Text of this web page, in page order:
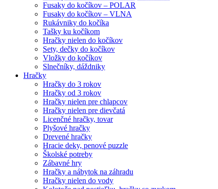
Fusaky do kočíkov – POLAR
Fusaky do kočíkov – VLNA
Rukávniky do kočíka
Tašky ku kočíkom
Hračky nielen do kočíkov
Sety, dečky do kočíkov
Vložky do kočíkov
Slnečníky, dáždniky
Hračky
Hračky do 3 rokov
Hračky od 3 rokov
Hračky nielen pre chlapcov
Hračky nielen pre dievčatá
Licenčné hračky, tovar
Plyšové hračky
Drevené hračky
Hracie deky, penové puzzle
Školské potreby
Zábavné hry
Hračky a nábytok na záhradu
Hračky nielen do vody